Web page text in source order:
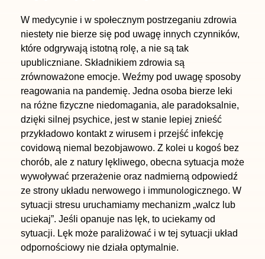
W medycynie i w społecznym postrzeganiu zdrowia
niestety nie bierze się pod uwagę innych czynników,
które odgrywają istotną rolę, a nie są tak
upubliczniane. Składnikiem zdrowia są
zrównoważone emocje. Weźmy pod uwagę sposoby
reagowania na pandemię. Jedna osoba bierze leki
na różne fizyczne niedomagania, ale paradoksalnie,
dzięki silnej psychice, jest w stanie lepiej znieść
przykładowo kontakt z wirusem i przejść infekcję
covidową niemal bezobjawowo. Z kolei u kogoś bez
chorób, ale z natury lękliwego, obecna sytuacja może
wywoływać przerażenie oraz nadmierną odpowiedź
ze strony układu nerwowego i immunologicznego. W
sytuacji stresu uruchamiamy mechanizm „walcz lub
uciekaj”. Jeśli opanuje nas lęk, to uciekamy od
sytuacji. Lęk może paraliżować i w tej sytuacji układ
odpornościowy nie działa optymalnie.